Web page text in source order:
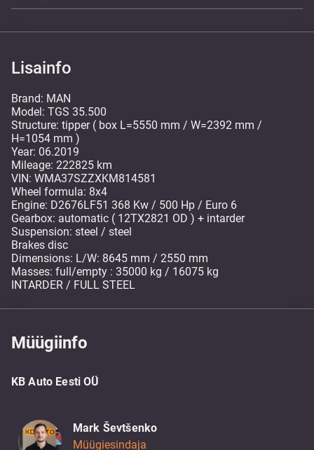
Lisainfo
Brand: MAN
Model: TGS 35.500
Structure: tipper ( box L=5550 mm / W=2392 mm /
H=1054 mm )
Year: 06.2019
Mileage: 222825 km
VIN: WMA37SZZXKM814581
Wheel formula: 8x4
Engine: D2676LF51 368 Kw / 500 Hp / Euro 6
Gearbox: automatic ( 12TX2821 OD ) + intarder
Suspension: steel / steel
Brakes disc
Dimensions: L/W: 8645 mm / 2550 mm
Masses: full/empty : 35000 kg / 16075 kg
INTARDER / FULL STEEL
Müügiinfo
KB Auto Eesti OÜ
Mark Ševtšenko
Müügiesindaja